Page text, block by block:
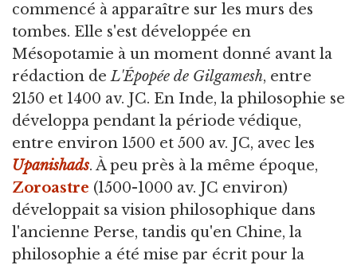
commencé à apparaître sur les murs des
tombes. Elle s'est développée en
Mésopotamie à un moment donné avant la
rédaction deL'Épopée de Gilgamesh, entre
2150 et 1400 av. JC. En Inde, la philosophie se
développa pendant la période védique,
entre environ 1500 et 500 av. JC, avec les
Upanishads. À peu près à la même époque,
Zoroastre (1500-1000 av. JC environ)
développait sa vision philosophique dans
l'ancienne Perse, tandis qu'en Chine, la
philosophie a été mise par écrit pour la